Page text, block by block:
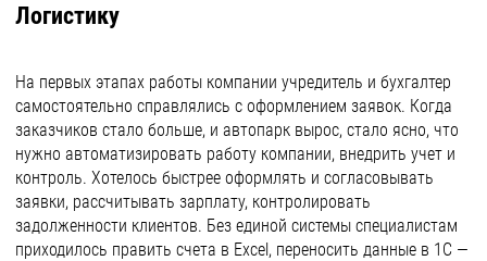
Логистику
На первых этапах работы компании учредитель и бухгалтер
самостоятельно справлялись с оформлением заявок. Когда
заказчиков стало больше, и автопарк вырос, стало ясно, что
нужно автоматизировать работу компании, внедрить учет и
контроль. Хотелось быстрее оформлять и согласовывать
заявки, рассчитывать зарплату, контролировать
задолженности клиентов. Без единой системы специалистам
приходилось править счета в Excel, переносить данные в 1С —